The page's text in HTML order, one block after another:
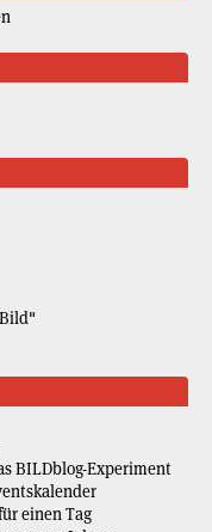
BILDblog-Experiment
einen Tag